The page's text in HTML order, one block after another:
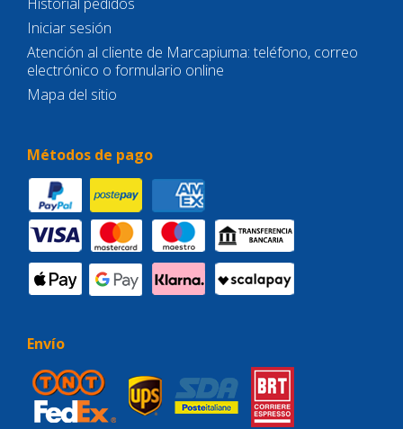
Iniciar sesión
Atención al cliente de Marcapiuma: teléfono, correo
electrónico o formulario online
Mapa del sitio
Métodos de pago
Envío